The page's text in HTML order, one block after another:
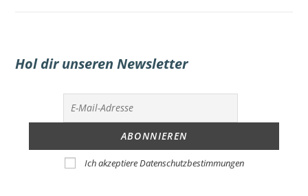
Hol dir unseren Newsletter
Ich akzeptiere Datenschutzbestimmungen